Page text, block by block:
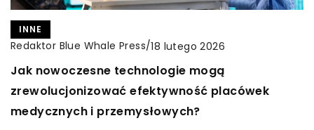
INNE
Redaktor Blue Whale Press/13 października 2025
Jak wybrać idealny model drona do fotografii
lotniczej?
Dowiedz się, jak wybrać drona do fotografii
INNE
Redaktor Blue Whale Press/18 lutego 2026
Jak nowoczesne technologie mogą
zrewolucjonizować efektywność placówek
medycznych i przemysłowych?